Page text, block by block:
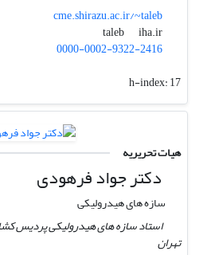
cme.shirazu.ac.ir/~taleb
taleb
iha.ir
0000-0002-9322-2416
h-index:17
هیات تحریریه
دکتر جواد فرهودی
سازه های هیدرولیکی
استاد سازه های هیدرولیکی پردیس
تهران